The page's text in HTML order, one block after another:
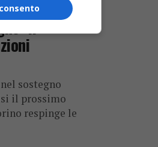
il
sostegno
il prossimo
respinge le